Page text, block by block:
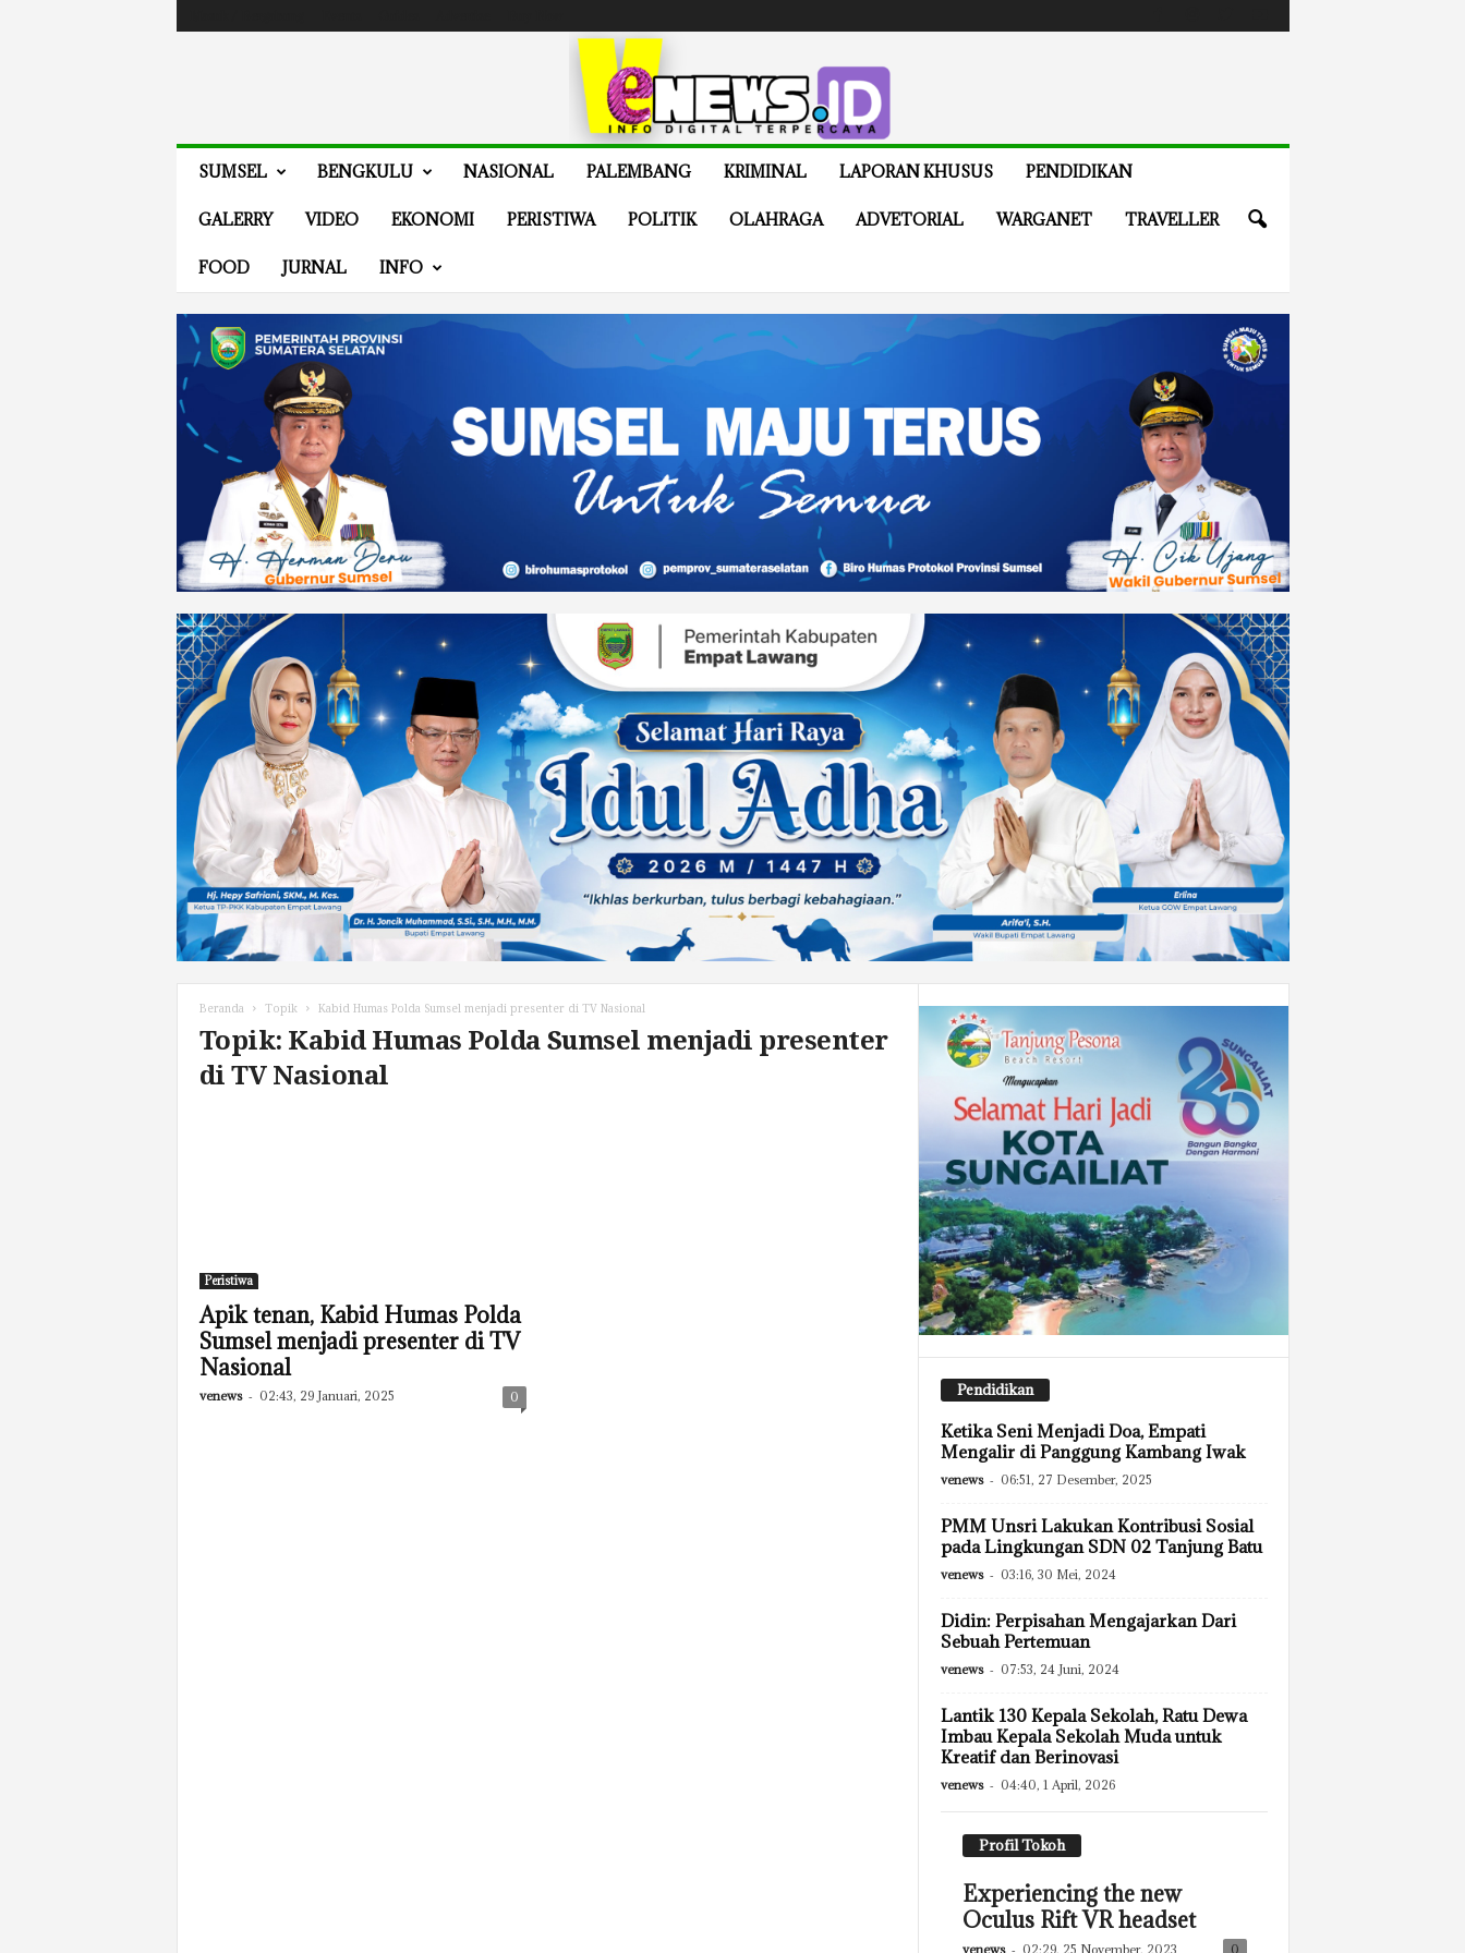
SUMSEL BENGKULU NASIONAL PALEMBANG KRIMINAL LAPORAN KHUSUS PENDIDIKAN
GALERRY VIDEO EKONOMI PERISTIWA POLITIK OLAHRAGA ADVETORIAL WARGANET TRAVELLER
FOOD JURNAL INFO
Beranda Topik Kabid Humas Polda Sumsel menjadi presenter di TV Nasional
Topik: Kabid Humas Polda Sumsel menjadi presenter
di TV Nasional
Peristiwa
Apik tenan, Kabid Humas Polda
Sumsel menjadi presenter di TV
Nasional
venews - 02:43, 29 Januari, 2025 0 Pendidikan
Ketika Seni Menjadi Doa, Empati
Mengalir di Panggung Kambang Iwak
venews - 06:51, 27 Desember, 2025
PMM Unsri Lakukan Kontribusi Sosial
pada Lingkungan SDN 02 Tanjung Batu
venews - 03:16, 30 Mei, 2024
Didin: Perpisahan Mengajarkan Dari
Sebuah Pertemuan
venews - 07:53, 24 Juni, 2024
Lantik 130 Kepala Sekolah, Ratu Dewa
Imbau Kepala Sekolah Muda untuk
Kreatif dan Berinovasi
venews - 04:40, 1 April, 2026
Profil Tokoh
Experiencing the new
Oculus Rift VR headset
venews - 02:29, 25 November, 2023 0